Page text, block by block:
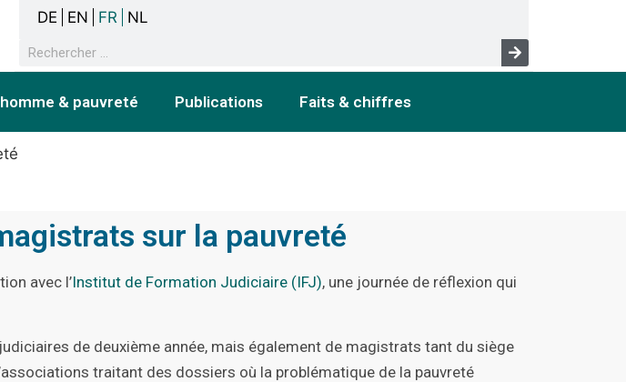
DE EN FR NL
& pauvreté Publications Faits & chiffres
sur la pauvreté
avec l’Institut de Formation Judiciaire (IFJ), une journée de réflexion qui
de deuxième année, mais également de magistrats tant du siège
traitant des dossiers où la problématique de la pauvreté